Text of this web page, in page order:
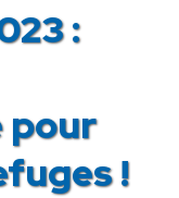
:
pour
!